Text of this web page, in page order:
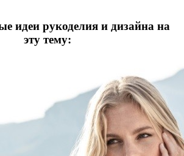
идеи рукоделия и дизайна на
эту тему: